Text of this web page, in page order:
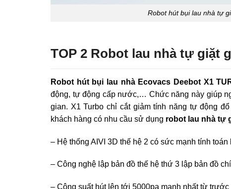
Robot hút bụi lau nhà tự
TOP 2 Robot lau nhà tự giặt
Robot hút bụi lau nhà Ecovacs Deebot X1
động, tự động cấp nước,… Chức năng này giúp
gian. X1 Turbo chỉ cắt giảm tính năng tự động
khách hàng có nhu cầu sử dụng robot lau nhà tự
– Hệ thống AIVI 3D thế hệ 2 có sức mạnh tính
– Công nghệ lập bản đồ thế hệ thứ 3 lập bản đồ
– Công suất hút lên tới 5000pa mạnh nhất từ trước